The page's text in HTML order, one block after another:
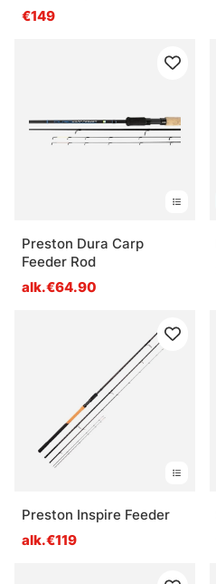
€149
Preston Dura Carp
Feeder Rod
alk.€64.90
Preston Inspire Feeder
alk.€119